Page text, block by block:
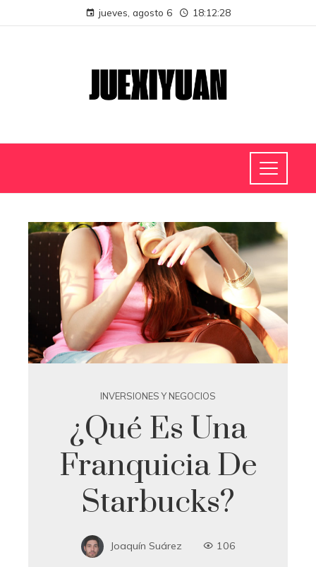
jueves, agosto 6 18:12:28
INVERSIONES Y NEGOCIOS
¿Qué Es Una
Franquicia De
Starbucks?
Joaquín Suárez 106